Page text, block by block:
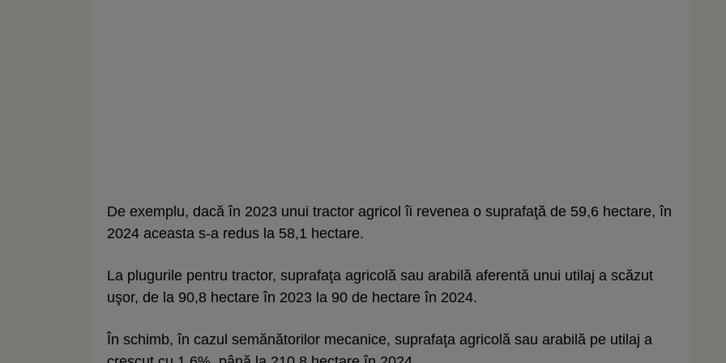
De exemplu, dacă în 2023 unui tractor agricol îi revenea o suprafaţă de 59,6 hectare, în
2024 aceasta s-a redus la 58,1 hectare.
La plugurile pentru tractor, suprafaţa agricolă sau arabilă aferentă unui utilaj a scăzut
uşor, de la 90,8 hectare în 2023 la 90 de hectare în 2024.
În schimb, în cazul semănătorilor mecanice, suprafaţa agricolă sau arabilă pe utilaj a